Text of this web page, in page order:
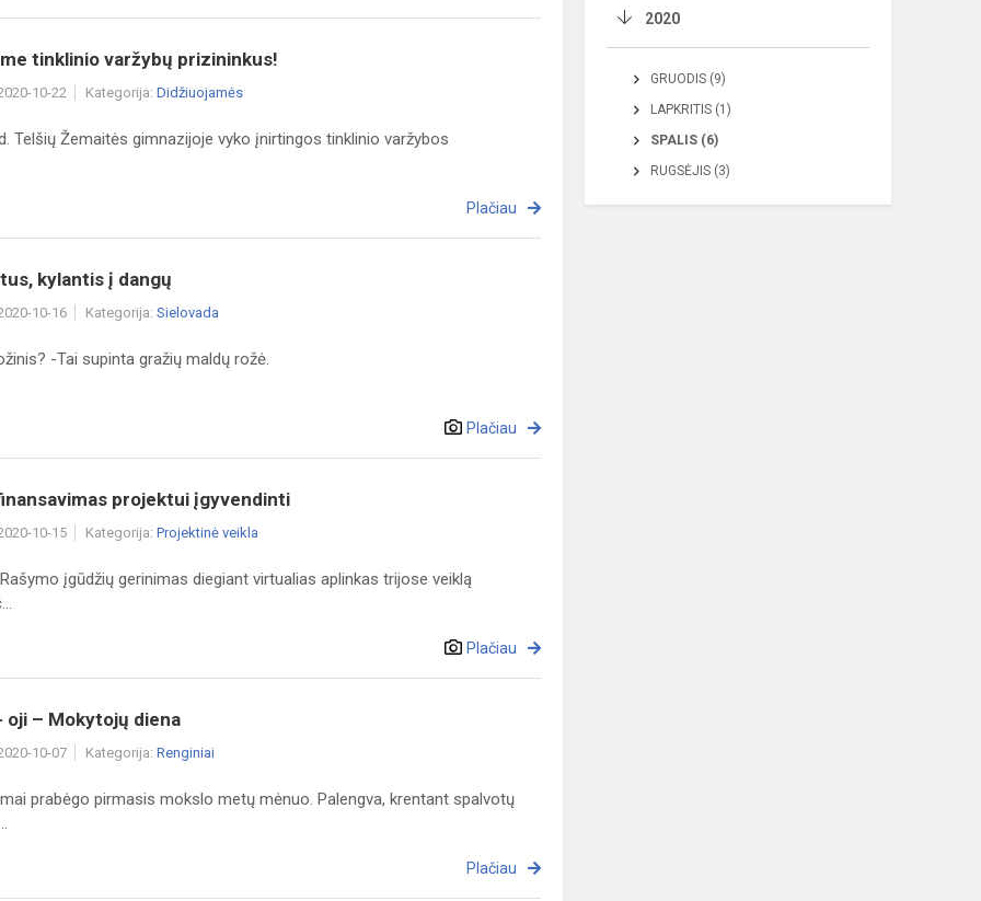
tinklinio varžybų prizininkus!
10-22 Kategorija: Didžiuojamės
Telšių Žemaitės gimnazijoje vyko įnirtingos tinklinio varžybos
Plačiau
kylantis į dangų
10-16 Kategorija: Sielovada
-Tai supinta gražių maldų rožė.
Plačiau
projektui įgyvendinti
10-15 Kategorija: Projektinė veikla
įgūdžių gerinimas diegiant virtualias aplinkas trijose veiklą
Plačiau
oji – Mokytojų diena
10-07 Kategorija: Renginiai
prabėgo pirmasis mokslo metų mėnuo. Palengva, krentant spalvotų
Plačiau
2020
GRUODIS (9)
LAPKRITIS (1)
SPALIS (6)
RUGSĖJIS (3)